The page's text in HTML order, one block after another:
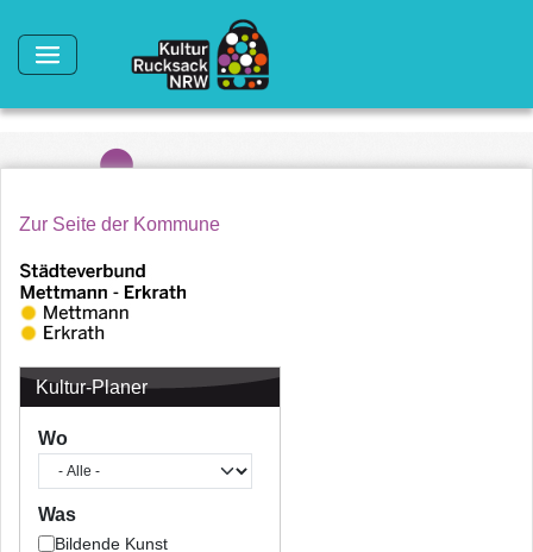
Zur Seite der Kommune
Kultur-Planer
Wo
Was
Bildende Kunst